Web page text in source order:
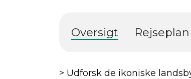
Oversigt Rejseplan
> Udforsk de ikoniske